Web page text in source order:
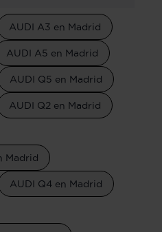
AUDI A3 en Madrid
AUDI A5 en Madrid
AUDI Q5 en Madrid
AUDI Q2 en Madrid
Madrid
AUDI Q4 en Madrid